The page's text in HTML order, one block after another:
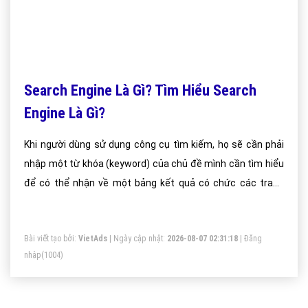
Search Engine Là Gì? Tìm Hiểu Search
Engine Là Gì?
Khi người dùng sử dụng công cụ tìm kiếm, họ sẽ cần phải
nhập một từ khóa (keyword) của chủ đề mình cần tìm hiểu
để có thể nhận về một bảng kết quả có chức các trang
quan đến chủ đề tìm kiếm đó mà người dùng đang muốn
tìm.
Bài viết tạo bởi: VietAds | Ngày cập nhật: 2026-08-07 02:31:18
Đăng
nhập(1004)